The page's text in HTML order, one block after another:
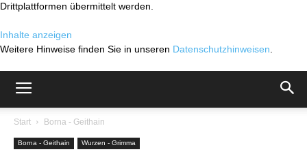
Drittplattformen übermittelt werden.
Inhalte anzeigen
Weitere Hinweise finden Sie in unseren Datenschutzhinweisen
Start Borna - Geithain
Borna - Geithain Wurzen - Grimma